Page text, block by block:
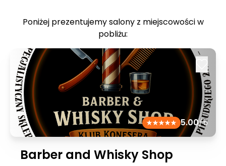
Poniżej prezentujemy salony z miejscowości w
pobliżu:
5.00/5
Barber and Whisky Shop